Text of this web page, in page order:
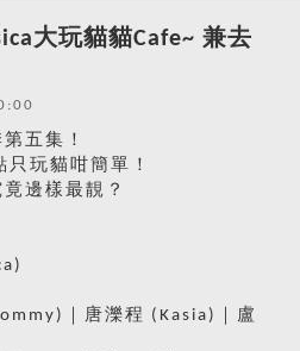
大玩貓貓Cafe~ 兼去
五集！
玩貓咁簡單！
邊樣最靚？
｜唐濼程 (Kasia)｜盧